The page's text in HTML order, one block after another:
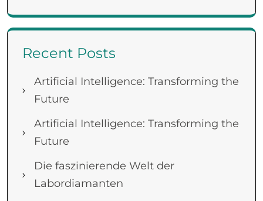
Recent Posts
Artificial Intelligence: Transforming the
Future
Artificial Intelligence: Transforming the
Future
Die faszinierende Welt der
Labordiamanten